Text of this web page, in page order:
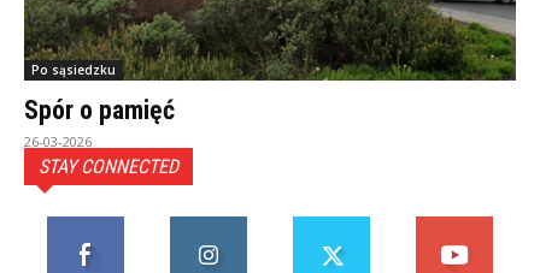
Po sąsiedzku
Spór o pamięć
26-03-2026
STAY CONNECTED